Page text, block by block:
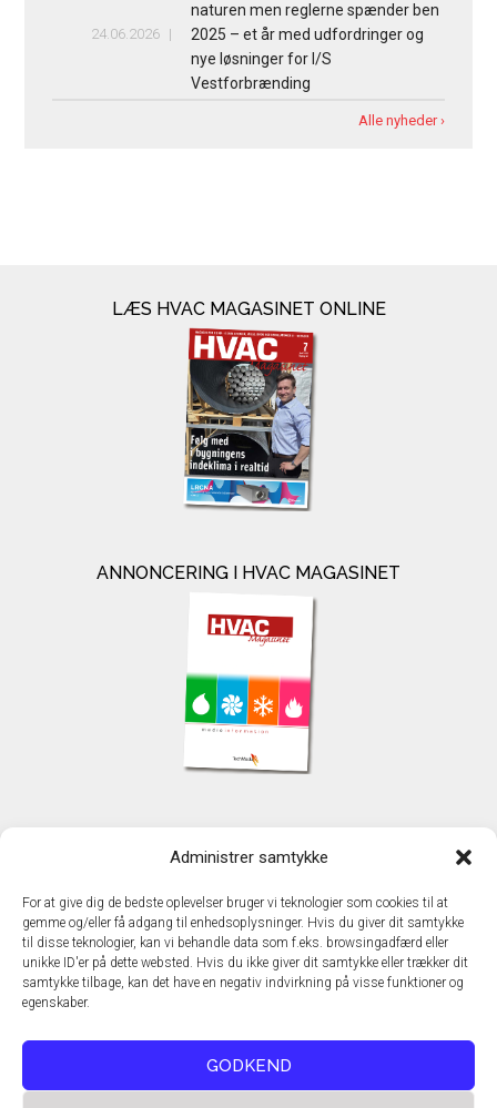
Administrer samtykke
For at give dig de bedste oplevelser bruger vi teknologier som cookies til at
gemme og/eller få adgang til enhedsoplysninger. Hvis du giver dit samtykke
til disse teknologier, kan vi behandle data som f.eks. browsingadfærd eller
unikke ID'er på dette websted. Hvis du ikke giver dit samtykke eller trækker dit
samtykke tilbage, kan det have en negativ indvirkning på visse funktioner og
egenskaber.
GODKEND
naturen men reglerne spænder ben
24.06.2026
2025 – et år med udfordringer og
nye løsninger for I/S
Vestforbrænding
Alle nyheder ›
LÆS HVAC MAGASINET ONLINE
ANNONCERING I HVAC MAGASINET
TechMedia A/S
DK - 2600 Glostrup
www.techmedia.dk
Telefon: +45 43 24 26 28
E-mail:info@techmedia.dk